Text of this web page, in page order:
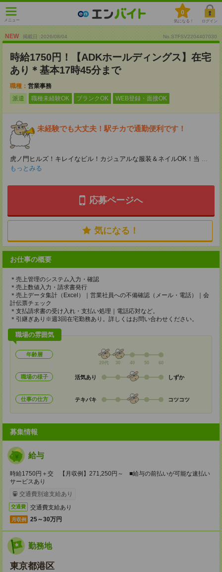
メニュー
0
気になる！ ログイン
NEW 掲載日 :2026/08/04 No.STFSV2204407030
時給1750円！【ADKホールディングス】在宅
あり＊基本17時45分まで
職種： 営業事務
派遣
職種未経験OK ブランクOK WEB登録・面接OK
未経験でも大丈夫！駅チカで通勤便利です！
虎ノ門ヒルズ！キレイなビル！カジュアルな服装＆ネイルOK！当 ...
もっとみる
応募ページへ
気になる！
お仕事の概要
＊売上管理のシステム入力・確認
＊売上数値入力・請求書発行
＊売上データ集計（Excel）｜営業社員への不備確認（メール・電話）｜会
計伝票チェック
＊支払請求書の受け入れ・支払い処理｜電話応対など。
＊引継ぎあり※週3回在宅勤務あり。詳しくはお問い合わせください。
職場の雰囲気
年齢層
20代 30 40 50 60
職場の様子 活気あり しずか
仕事の仕方 テキパキ コツコツ
募集情報
給与
時給1750円＋交 【月収例】271,250円～ ■給与の前払いが可能な速払い
サービスあり
交通費別途支給あり
交通費 交通費支給あり
月収例 25～30万円
勤務地
東京都港区